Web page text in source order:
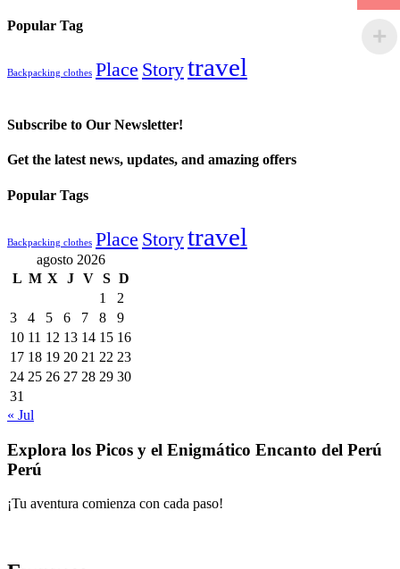
Popular Tag
Backpacking clothes Place Storytravel
Subscribe to Our Newsletter!
Get the latest news, updates, and amazing offers
Popular Tags
Backpacking clothes Place Storytravel
agosto 2026
L M X J V S D
1
2
3
4 5 6 7 8
9
10 11 12 13 14 15 16
17 18 19 20 21 22 23
24 25 26 27 28 29 30
31
« Jul
Explora los Picos y el Enigmático Encanto del Perú
Perú
¡Tu aventura comienza con cada paso!